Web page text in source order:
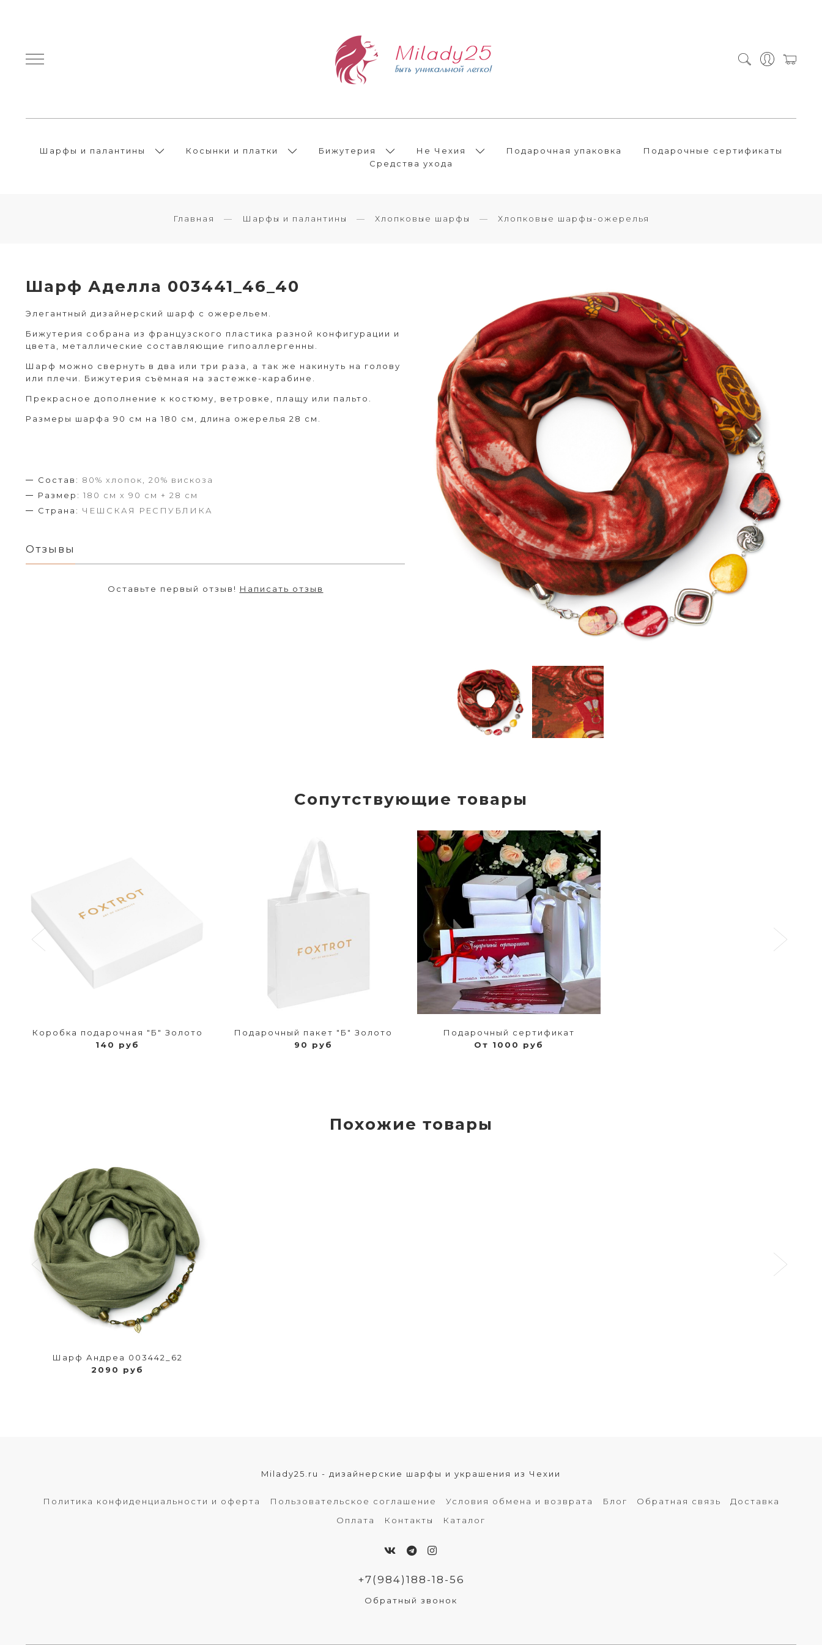
Шарфы и палантины Косынки и платки Бижутерия Не Чехия Подарочная упаковка
Подарочные сертификаты
Средства ухода
Главная Шарфы и палантины Хлопковые шарфы Хлопковые шарфы-ожерелья
Шарф Аделла 003441_46_40
Элегантный дизайнерский шарф с ожерельем.
Бижутерия собрана из французского пластика разной конфигурации и
цвета, металлические составляющие гипоаллергенны.
Шарф можно свернуть в два или три раза, а так же накинуть на голову
или плечи. Бижутерия съёмная на застежке-карабине.
Прекрасное дополнение к костюму, ветровке, плащу или пальто.
Размеры шарфа 90 см на 180 см, длина ожерелья 28 см.
Состав: 80% хлопок, 20% вискоза
Размер: 180 см х 90 см + 28 см
Страна: ЧЕШСКАЯ РЕСПУБЛИКА
Отзывы
Оставьте первый отзыв! Написать отзыв
Сопутствующие товары
Коробка подарочная "Б" Золото
140 руб
Подарочный пакет "Б" Золото
90 руб
Подарочный сертификат
От 1000 руб
Похожие товары
Шарф Андреа 003442_62
2090 руб
Milady25.ru - дизайнерские шарфы и украшения из Чехии
Политика конфиденциальности и оферта Пользовательское соглашение Условия обмена и возврата Блог Обратная связь
Доставка
Оплата
Контакты Каталог
+7(984)188-18-56
Обратный звонок